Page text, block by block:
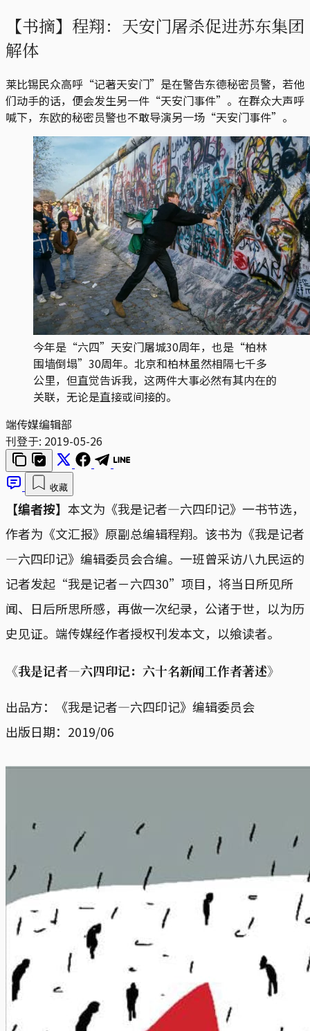
【书摘】程翔：天安门屠杀促进苏东集团
解体
莱比锡民众高呼“记著天安门”是在警告东德秘密员警，若他
们动手的话，便会发生另一件“天安门事件”。在群众大声呼
喊下，东欧的秘密员警也不敢导演另一场“天安门事件”。
今年是“六四”天安门屠城30周年，也是“柏林
围墙倒塌”30周年。北京和柏林虽然相隔七千多
公里，但直觉告诉我，这两件大事必然有其内在的
关联，无论是直接或间接的。
端传媒编辑部
刊登于: 2019-05-26
收藏
【编者按】 本文为《我是记者—六四印记》一书节选，
作者为《文汇报》原副总编辑程翔。该书为《我是记者
—六四印记》编辑委员会合编。一班曾采访八九民运的
记者发起“我是记者－六四30”项目，将当日所见所
闻、日后所思所感，再做一次纪录，公诸于世，以为历
史见证。端传媒经作者授权刊发本文，以飨读者。
《我是记者—六四印记：六十名新闻工作者著述》
出品方：《我是记者—六四印记》编辑委员会
出版日期：2019/06